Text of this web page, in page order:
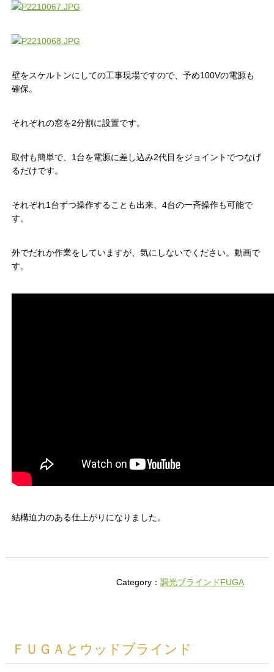
壁をスケルトンにしての工事現場ですので、予め100Vの電源も
確保。
それぞれの窓を2分割に設置です。
取付も簡単で、1台を電源に差し込み2代目をジョイントでつなげ
るだけです。
それぞれ1台ずつ操作することも出来、4台の一斉操作も可能で
す。
外でだれか作業をしていますが、気にしないでください。動画で
す。
結構迫力のある仕上がりになりました。
Category：調光ブラインドFUGA
ＦＵＧＡとウッドブラインド